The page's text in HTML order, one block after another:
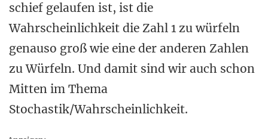
schief gelaufen ist, ist die
Wahrscheinlichkeit die Zahl 1 zu würfeln
genauso groß wie eine der anderen Zahlen
zu Würfeln. Und damit sind wir auch schon
Mitten im Thema
Stochastik/Wahrscheinlichkeit.